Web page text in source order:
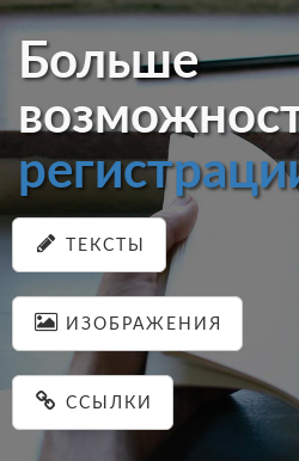
Больше
ТЕКСТЫ
ИЗОБРАЖЕНИЯ
ССЫЛКИ